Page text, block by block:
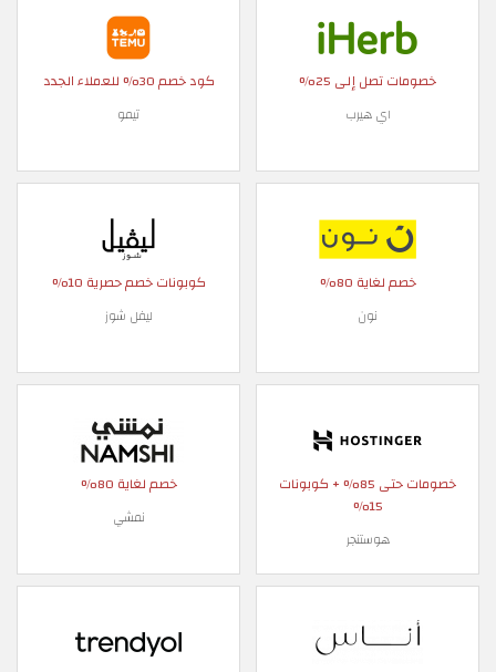
خصومات تصل إلى 25%
اي هيرب
كود خصم 30% للعملاء الجدد
تيمو
خصم لغاية 80%
نون
كوبونات خصم حصرية 10%
ليفل شوز
خصومات حتى 85% + كوبونات
15%
هوستنجر
خصم لغاية 80%
نمشي